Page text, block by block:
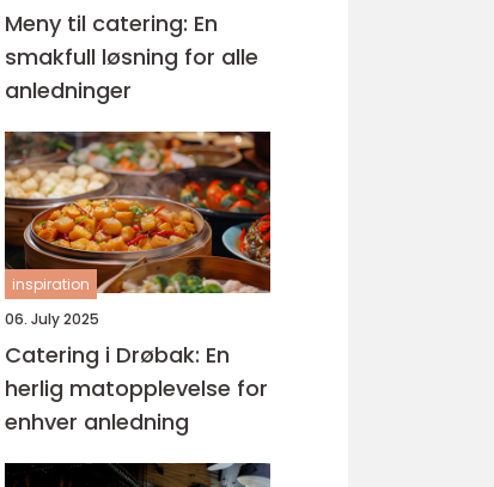
Meny til catering: En
smakfull løsning for alle
anledninger
inspiration
06. July 2025
Catering i Drøbak: En
herlig matopplevelse for
enhver anledning